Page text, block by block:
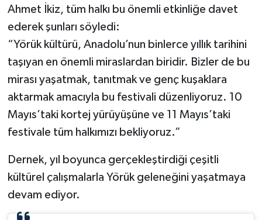
Ahmet İkiz, tüm halkı bu önemli etkinliğe davet
ederek şunları söyledi:
“Yörük kültürü, Anadolu’nun binlerce yıllık tarihini
taşıyan en önemli miraslardan biridir. Bizler de bu
mirası yaşatmak, tanıtmak ve genç kuşaklara
aktarmak amacıyla bu festivali düzenliyoruz. 10
Mayıs’taki kortej yürüyüşüne ve 11 Mayıs’taki
festivale tüm halkımızı bekliyoruz.”
Dernek, yıl boyunca gerçekleştirdiği çeşitli
kültürel çalışmalarla Yörük geleneğini yaşatmaya
devam ediyor.